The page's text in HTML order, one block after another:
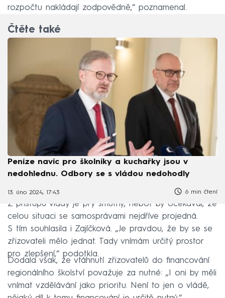
rozpočtu nakládají zodpovědně,“ poznamenal.
Čtěte také
Peníze navíc pro školníky a kuchařky jsou v
nedohlednu. Odbory se s vládou nedohodly
13. úno 2024, 17:43 6 min čtení
Z přístupu vlády je prý smutný, neboť by očekával, že
celou situaci se samosprávami nejdříve projedná.
S tím souhlasila i Zajíčková. „Je pravdou, že by se se
zřizovateli mělo jednat. Tady vnímám určitý prostor
pro zlepšení,“ podotkla.
Dodala však, že vtáhnutí zřizovatelů do financování
regionálního školství považuje za nutné: „I oni by měli
vnímat vzdělávání jako prioritu. Není to jen o vládě,